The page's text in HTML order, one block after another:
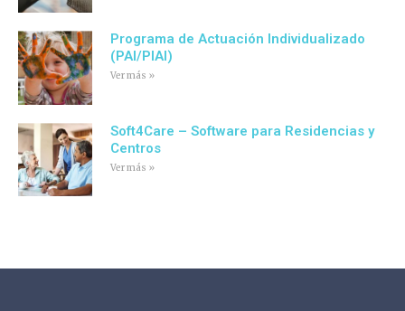
Programa de Actuación Individualizado
(PAI/PIAI)
Ver más »
Soft4Care – Software para Residencias y
Centros
Ver más »